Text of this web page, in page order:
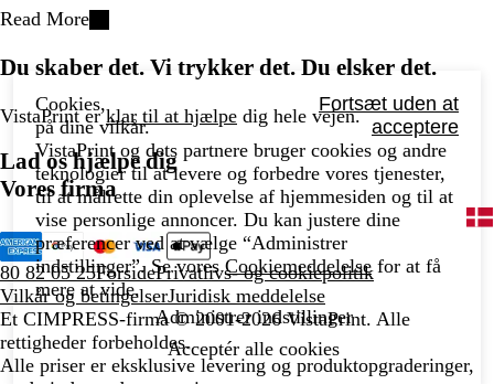
Read More
Du skaber det. Vi trykker det. Du elsker det.
VistaPrint erklar til at hjælpe dig hele vejen.
Lad os hjælpe dig
Vores firma
80 82 05 25ForsidePrivatlivs- og cookiepolitik
Vilkår og betingelserJuridisk meddelelse
Et CIMPRESS-firma© 2001-2026 VistaPrint. Alle
rettigheder forbeholdes.
Alle priser er eksklusive levering og produktopgraderinger,
Cookies,
på dine vilkår.
Fortsæt uden at
acceptere
VistaPrint og dets partnere bruger cookies og andre
teknologier til at levere og forbedre vores tjenester,
til at målrette din oplevelse af hjemmesiden og til at
vise personlige annoncer. Du kan justere dine
præferencer ved at vælge “Administrer
indstillinger”. Se voresCookiemeddelelsefor at få
mere at vide.
Administrer indstillinger
Acceptér alle cookies